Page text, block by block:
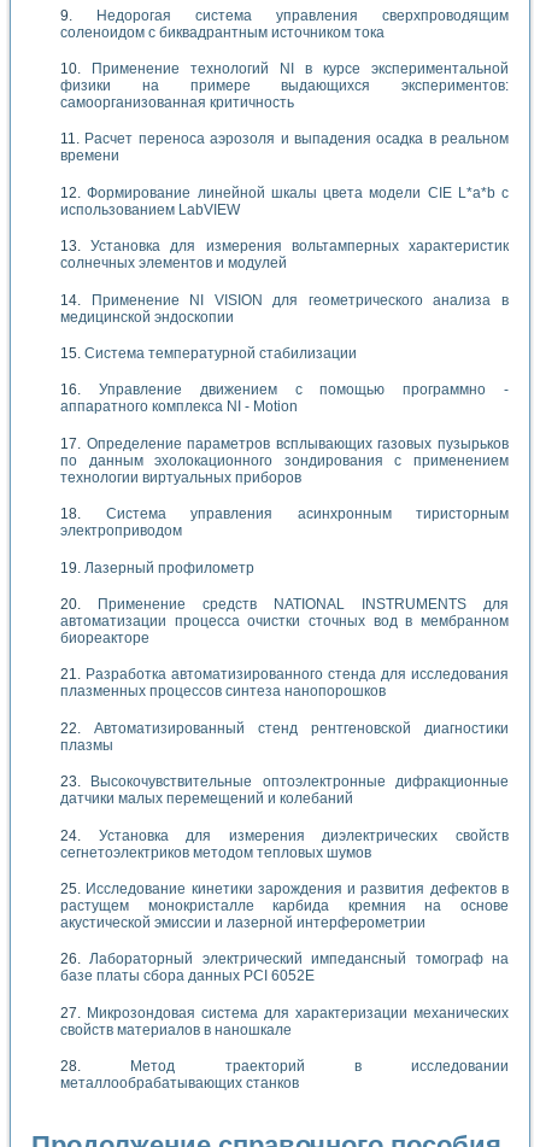
Недорогая система управления сверхпроводящим
соленоидом с биквадрантным источником тока
Применение технологий NI в курсе экспериментальной
физики на примере выдающихся экспериментов:
самоорганизованная критичность
Расчет переноса аэрозоля и выпадения осадка в реальном
времени
Формирование линейной шкалы цвета модели CIE L*a*b с
использованием LabVIEW
Установка для измерения вольтамперных характеристик
солнечных элементов и модулей
Применение NI VISION для геометрического анализа в
медицинской эндоскопии
Система температурной стабилизации
Управление движением с помощью программно -
аппаратного комплекса NI - Motion
Определение параметров всплывающих газовых пузырьков
по данным эхолокационного зондирования с применением
технологии виртуальных приборов
Система управления асинхронным тиристорным
электроприводом
Лазерный профилометр
Применение средств NATIONAL INSTRUMENTS для
автоматизации процесса очистки сточных вод в мембранном
биореакторе
Разработка автоматизированного стенда для исследования
плазменных процессов синтеза нанопорошков
Автоматизированный стенд рентгеновской диагностики
плазмы
Высокочувствительные оптоэлектронные дифракционные
датчики малых перемещений и колебаний
Установка для измерения диэлектрических свойств
сегнетоэлектриков методом тепловых шумов
Исследование кинетики зарождения и развития дефектов в
растущем монокристалле карбида кремния на основе
акустической эмиссии и лазерной интерферометрии
Лабораторный электрический импедансный томограф на
базе платы сбора данных PCI 6052E
Микрозондовая система для характеризации механических
свойств материалов в наношкале
Метод траекторий в исследовании
металлообрабатывающих станков